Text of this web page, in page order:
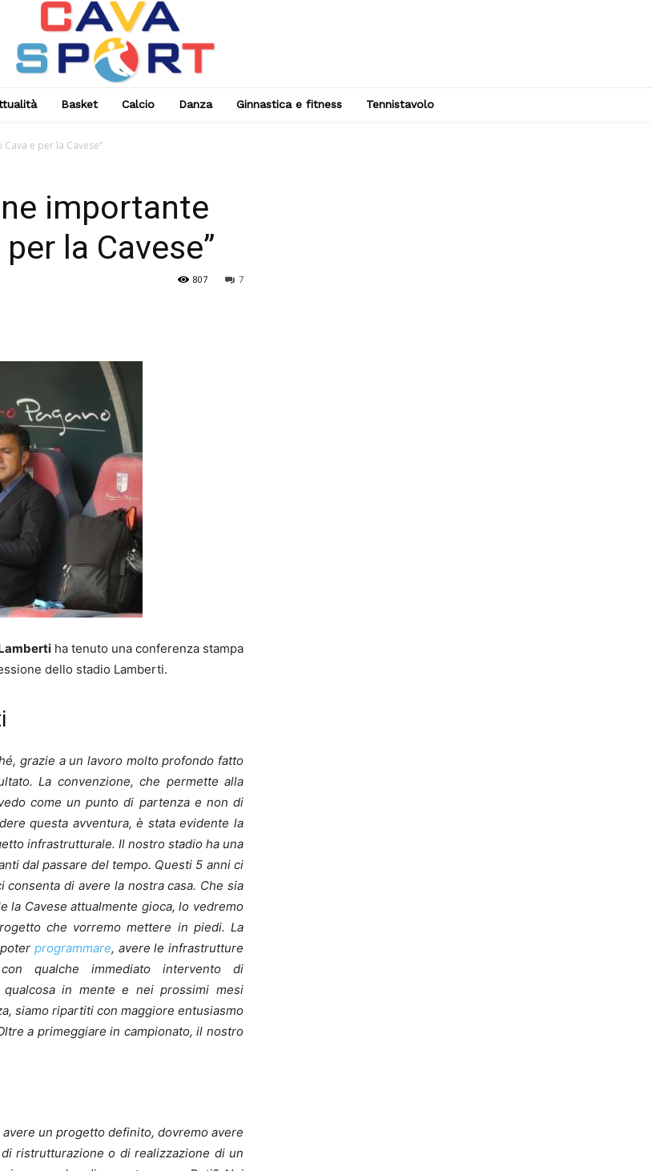
Basket Calcio Danza Ginnastica e fitness Tennistavolo
e per la Cavese”
importante
la Cavese”
7
807
ha tenuto una conferenza stampa
dello stadio Lamberti.
grazie a un lavoro molto profondo fatto
La convenzione, che permette alla
come un punto di partenza e non di
questa avventura, è stata evidente la
infrastrutturale. Il nostro stadio ha una
dal passare del tempo. Questi 5 anni ci
di avere la nostra casa. Che sia
la Cavese attualmente gioca, lo vedremo
che vorremo mettere in piedi. La
programmare, avere le infrastrutture
qualche immediato intervento di
qualcosa in mente e nei prossimi mesi
siamo ripartiti con maggiore entusiasmo
a primeggiare in campionato, il nostro
un progetto definito, dovremo avere
ristrutturazione o di realizzazione di un